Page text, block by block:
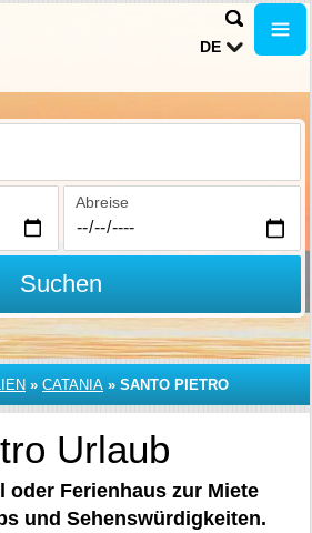
DE
Abreise
Suchen
» CATANIA » SANTO PIETRO
Urlaub
oder Ferienhaus zur Miete
und Sehenswürdigkeiten.